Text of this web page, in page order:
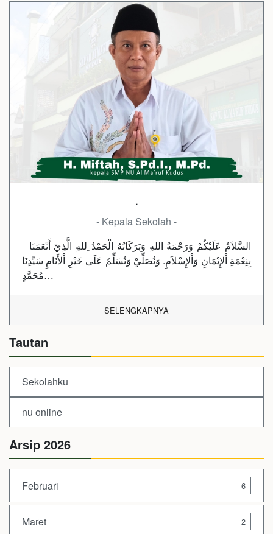
.
- Kepala Sekolah -
بِنِعْمَةِ اْلإِيْمَانِ وَاْلإِسْلاَمِ. وَنُصَلِّيْ وَنُسَلِّمُ عَلَى خَيْرِ اْلأَنَامِ سَيِّدِنَا
مُحَمَّدٍ…
SELENGKAPNYA
Tautan
Sekolahku
nu online
Arsip 2026
Februari 6
Maret 2